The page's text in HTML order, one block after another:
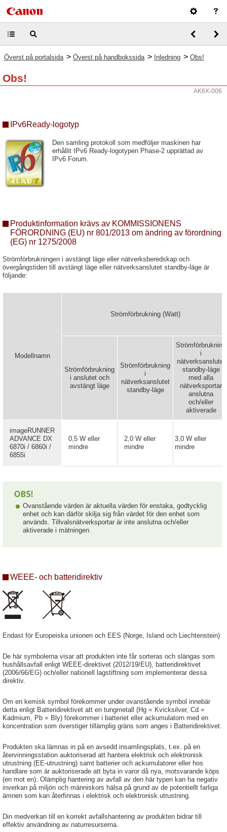
Överst på portalsida > Överst på handbokssida > Inledning > Obs!
Obs!
AK6X-006
IPv6Ready-logotyp
Den samling protokoll som medföljer maskinen har
erhållit IPv6 Ready-logotypen Phase-2 upprättad av
IPv6 Forum.
Produktinformation krävs av KOMMISSIONENS
FÖRORDNING (EU) nr 801/2013 om ändring av förordning
(EG) nr 1275/2008
Strömförbrukningen i avstängt läge eller nätverksberedskap och
övergångstiden till avstängt läge eller nätverksanslutet standby-läge är
följande:
Modellnamn
Strömförbrukning (Watt)
Strömförbrukning
i anslutet och
avstängt läge
Strömförbrukning
i
nätverksanslutet
standby-läge
Strömförbrukning
i
nätverksanslutet
standby-läge
med alla
nätverksportar
anslutna
och/eller
aktiverade
imageRUNNER
ADVANCE DX
6870i / 6860i /
6855i
0,5 W eller
mindre
2,0 W eller
mindre
3,0 W eller
mindre
Ovanstående värden är aktuella värden för enstaka, godtycklig
enhet och kan därför skilja sig från värdet för den enhet som
används. Tillvalsnätverksportar är inte anslutna och/eller
aktiverade i mätningen.
WEEE- och batteridirektiv
Endast för Europeiska unionen och EES (Norge, Island och Liechtenstein)
De här symbolerna visar att produkten inte får sorteras och slängas som
hushållsavfall enligt WEEE-direktivet (2012/19/EU), batteridirektivet
(2006/66/EG) och/eller nationell lagstiftning som implementerar dessa
direktiv.
Om en kemisk symbol förekommer under ovanstående symbol innebär
detta enligt Batteridirektivet att en tungmetall (Hg = Kvicksilver, Cd =
Kadmium, Pb = Bly) förekommer i batteriet eller ackumulatorn med en
koncentration som överstiger tillämplig gräns som anges i Batteridirektivet.
Produkten ska lämnas in på en avsedd insamlingsplats, t.ex. på en
återvinningsstation auktoriserad att hantera elektrisk och elektronisk
utrustning (EE-utrustning) samt batterier och ackumulatorer eller hos
handlare som är auktoriserade att byta in varor då nya, motsvarande köps
(en mot en). Olämplig hantering av avfall av den här typen kan ha negativ
inverkan på miljön och människors hälsa på grund av de potentiellt farliga
ämnen som kan återfinnas i elektrisk och elektronisk utrustning.
Din medverkan till en korrekt avfallshantering av produkten bidrar till
effektiv användning av naturresurserna.